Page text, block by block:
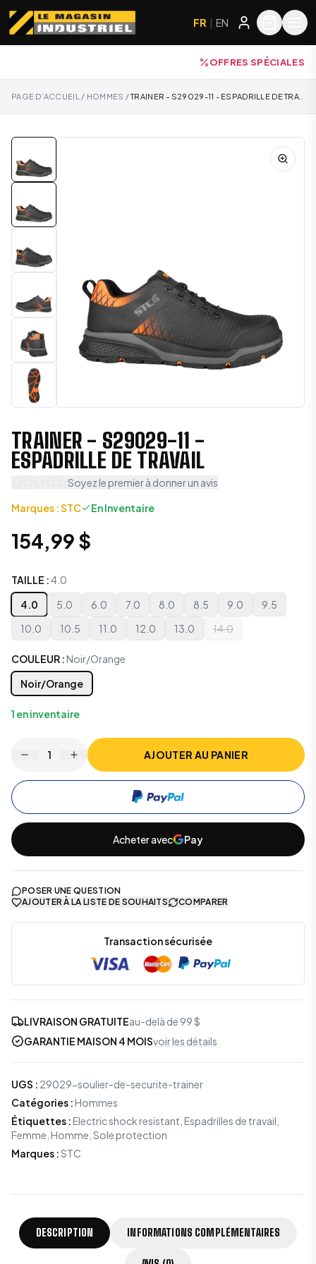
FR | EN
OFFRES SPÉCIALES
PAGE D’ACCUEIL / HOMMES /TRAINER - S29029-11 - ESPADRILLE DE TRAVAIL
TRAINER - S29029-11 -
ESPADRILLE DE TRAVAIL
Soyez le premier à donner un avis
Marques :STC En Inventaire
154,99 $
TAILLE :4.0
4.0
5.0 6.0 7.0 8.0 8.5 9.0
9.5
10.0
10.5 11.0 12.0 13.0 14.0
COULEUR : Noir/Orange
Noir/Orange
1 en inventaire
1 AJOUTER AU PANIER
Acheter avec Pay
POSER UNE QUESTION
AJOUTER À LA LISTE DE SOUHAITS
COMPARER
Transaction sécurisée
LIVRAISON GRATUITEau-delà de 99 $
GARANTIE MAISON 4 MOISvoir les détails
UGS : 29029-soulier-de-securite-trainer
Catégories : Hommes
Étiquettes : Electric shock resistant, Espadrilles de travail,
Femme, Homme, Sole protection
Marques :STC
DESCRIPTION INFORMATIONS COMPLÉMENTAIRES